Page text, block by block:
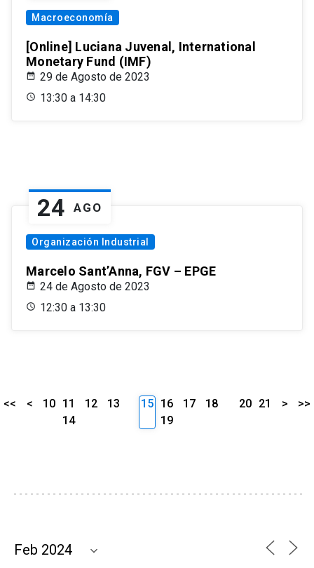
Macroeconomía
[Online] Luciana Juvenal, International
Monetary Fund (IMF)
29 de Agosto de 2023
13:30 a 14:30
24 AGO
Organización Industrial
Marcelo Sant’Anna, FGV – EPGE
24 de Agosto de 2023
12:30 a 13:30
<< < 10 11 12
13
14
15 16 17
18
19
20 21 > >>